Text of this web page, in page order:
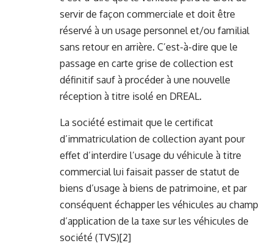
servir de façon commerciale et doit être
réservé à un usage personnel et/ou familial
sans retour en arrière. C’est-à-dire que le
passage en carte grise de collection est
définitif sauf à procéder à une nouvelle
réception à titre isolé en DREAL.
La société estimait que le certificat
d’immatriculation de collection ayant pour
effet d’interdire l’usage du véhicule à titre
commercial lui faisait passer de statut de
biens d’usage à biens de patrimoine, et par
conséquent échapper les véhicules au champ
d’application de la taxe sur les véhicules de
société (TVS)[2]